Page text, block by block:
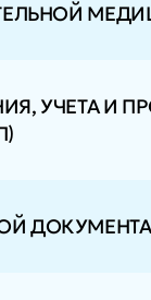
УЧЕТА И